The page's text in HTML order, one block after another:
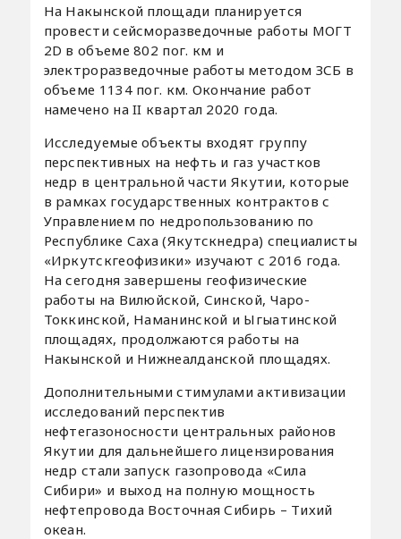
На Накынской площади планируется
провести сейсморазведочные работы МОГТ
2D в объеме 802 пог. км и
электроразведочные работы методом ЗСБ в
объеме 1134 пог. км. Окончание работ
намечено на II квартал 2020 года.
Исследуемые объекты входят группу
перспективных на нефть и газ участков
недр в центральной части Якутии, которые
в рамках государственных контрактов с
Управлением по недропользованию по
Республике Саха (Якутскнедра) специалисты
«Иркутскгеофизики» изучают с 2016 года.
На сегодня завершены геофизические
работы на Вилюйской, Синской, Чаро-
Токкинской, Наманинской и Ыгыатинской
площадях, продолжаются работы на
Накынской и Нижнеалданской площадях.
Дополнительными стимулами активизации
исследований перспектив
нефтегазоносности центральных районов
Якутии для дальнейшего лицензирования
недр стали запуск газопровода «Сила
Сибири» и выход на полную мощность
нефтепровода Восточная Сибирь – Тихий
океан.